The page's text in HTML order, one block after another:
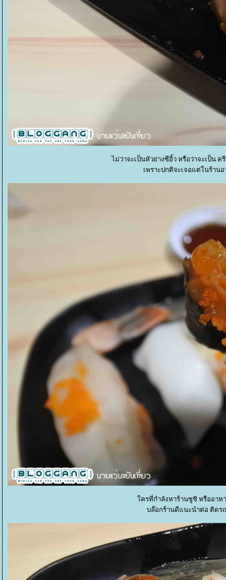
ไม่ว่าจะเป็นหัวย่างซีอิ้ว หรือว่าจะเป็น
เพราะปกติจะเจอแต่ในร้าน
ครที่กำลังหาร้านซูชิ หรืออาห
บล๊อกร้านดีแนะนำต่อ ติดร